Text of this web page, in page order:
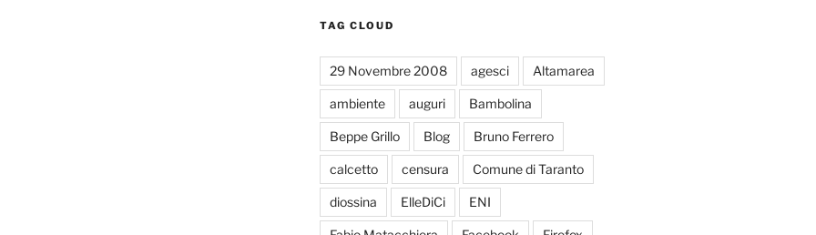
TAG CLOUD
29 Novembre 2008 agesci Altamarea
ambiente auguri Bambolina
Beppe Grillo Blog Bruno Ferrero
calcetto censura Comune di Taranto
diossina ElleDiCi ENI